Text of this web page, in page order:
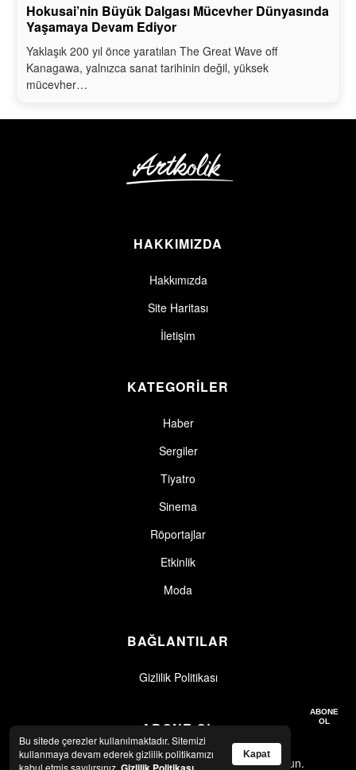
Hokusai’nin Büyük Dalgası Mücevher Dünyasında
Yaşamaya Devam Ediyor
Yaklaşık 200 yıl önce yaratılan The Great Wave off
Kanagawa, yalnızca sanat tarihinin değil, yüksek
mücevher…
HAKKIMIZDA
Hakkımızda
Site Haritası
İletişim
KATEGORİLER
Haber
Sergiler
Tiyatro
Sinema
Röportajlar
Etkinlik
Moda
BAĞLANTILAR
Gizlilik Politikası
ABONE OL
En son haberler ve güncellemeler için abone olun.
ABONE
OL
Bu sitede çerezler kullanılmaktadır. Sitemizi
kullanmaya devam ederek gizlilik politikamızı
kabul etmiş sayılırsınız.
Kapat